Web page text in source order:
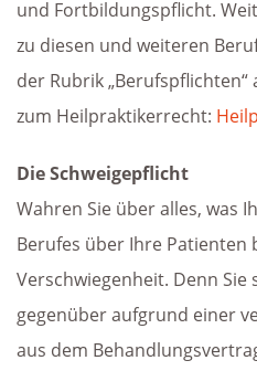
und Fortbildungspflicht.
zu diesen und weiteren
der Rubrik
zum Heilpraktikerrecht:
Die Schweigepflicht
Wahren Sie über alles, was
Berufes über Ihre Patienten
Verschwiegenheit. Denn
gegenüber aufgrund einer
aus dem